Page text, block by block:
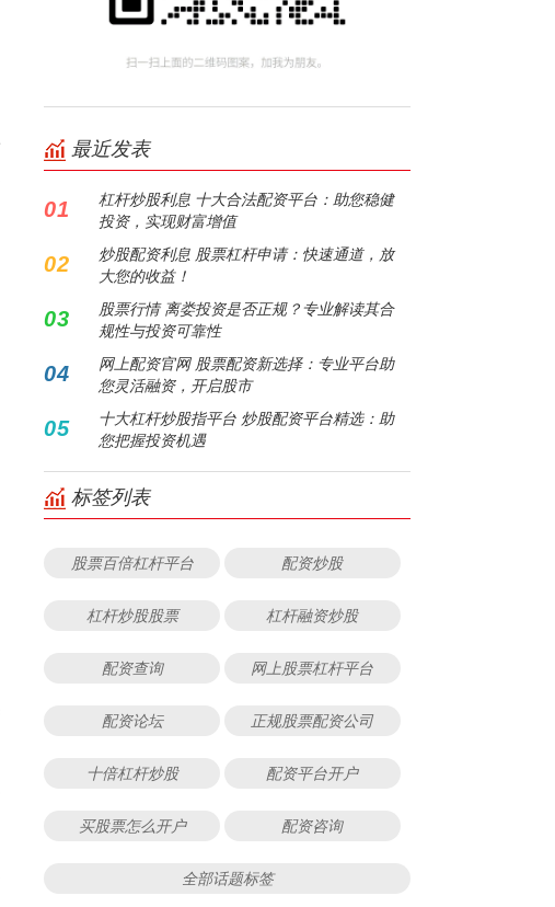
最近发表
01
杠杆炒股利息 十大合法配资平台：助您稳健
投资，实现财富增值
02
炒股配资利息 股票杠杆申请：快速通道，放
大您的收益！
03
股票行情 离娄投资是否正规？专业解读其合
规性与投资可靠性
04
网上配资官网 股票配资新选择：专业平台助
您灵活融资，开启股市
05
十大杠杆炒股指平台 炒股配资平台精选：助
您把握投资机遇
标签列表
股票百倍杠杆平台 配资炒股
杠杆炒股股票 杠杆融资炒股
配资查询 网上股票杠杆平台
配资论坛 正规股票配资公司
十倍杠杆炒股 配资平台开户
买股票怎么开户 配资咨询
全部话题标签